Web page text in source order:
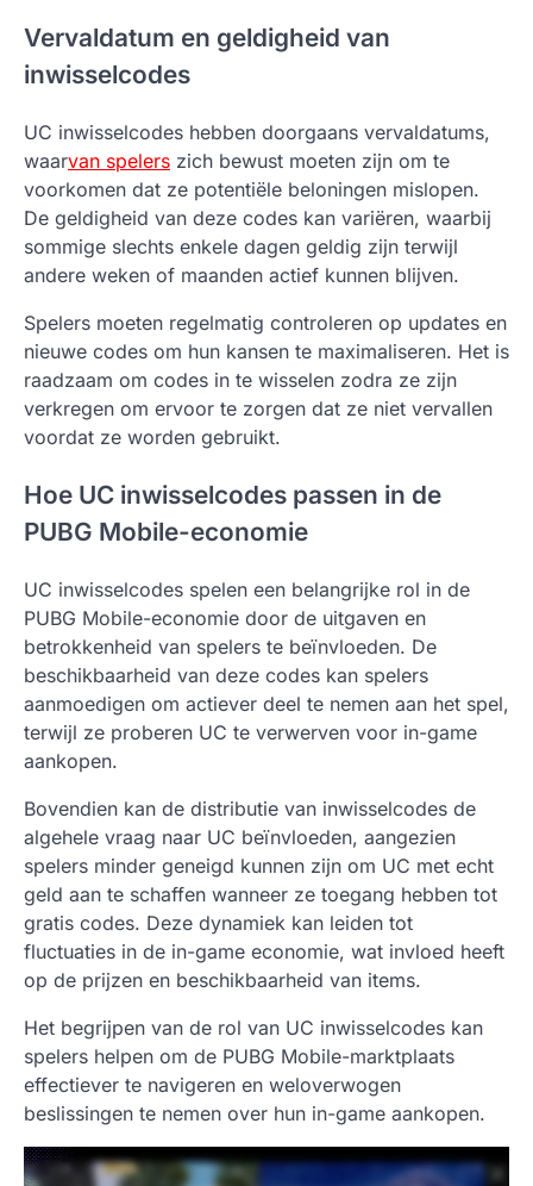
Vervaldatum en geldigheid van
inwisselcodes
UC inwisselcodes hebben doorgaans vervaldatums,
waarvan spelers zich bewust moeten zijn om te
voorkomen dat ze potentiële beloningen mislopen.
De geldigheid van deze codes kan variëren, waarbij
sommige slechts enkele dagen geldig zijn terwijl
andere weken of maanden actief kunnen blijven.
Spelers moeten regelmatig controleren op updates en
nieuwe codes om hun kansen te maximaliseren. Het is
raadzaam om codes in te wisselen zodra ze zijn
verkregen om ervoor te zorgen dat ze niet vervallen
voordat ze worden gebruikt.
Hoe UC inwisselcodes passen in de
PUBG Mobile-economie
UC inwisselcodes spelen een belangrijke rol in de
PUBG Mobile-economie door de uitgaven en
betrokkenheid van spelers te beïnvloeden. De
beschikbaarheid van deze codes kan spelers
aanmoedigen om actiever deel te nemen aan het spel,
terwijl ze proberen UC te verwerven voor in-game
aankopen.
Bovendien kan de distributie van inwisselcodes de
algehele vraag naar UC beïnvloeden, aangezien
spelers minder geneigd kunnen zijn om UC met echt
geld aan te schaffen wanneer ze toegang hebben tot
gratis codes. Deze dynamiek kan leiden tot
fluctuaties in de in-game economie, wat invloed heeft
op de prijzen en beschikbaarheid van items.
Het begrijpen van de rol van UC inwisselcodes kan
spelers helpen om de PUBG Mobile-marktplaats
effectiever te navigeren en weloverwogen
beslissingen te nemen over hun in-game aankopen.